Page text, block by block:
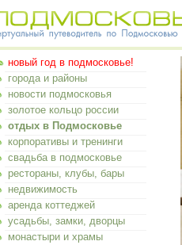
новый год в подмосковье!
города и районы
новости подмосковья
золотое кольцо россии
отдых в Подмосковье
корпоративы и тренинги
свадьба в подмосковье
рестораны, клубы, бары
недвижимость
аренда коттеджей
усадьбы, замки, дворцы
монастыри и храмы